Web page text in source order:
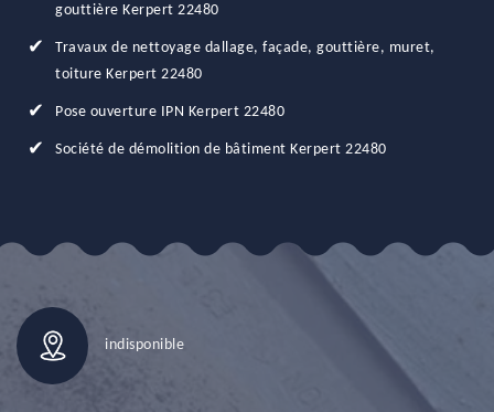
gouttière Kerpert 22480
Travaux de nettoyage dallage, façade, gouttière, muret,
toiture Kerpert 22480
Pose ouverture IPN Kerpert 22480
Société de démolition de bâtiment Kerpert 22480
indisponible